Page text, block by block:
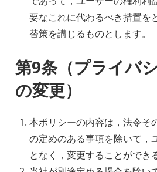
要なこれに代わるべき措置を
替策を講じるものとします。
第9条（プライバ
の変更）
本ポリシーの内容は，法令そ
の定めのある事項を除いて，
となく，変更することができ